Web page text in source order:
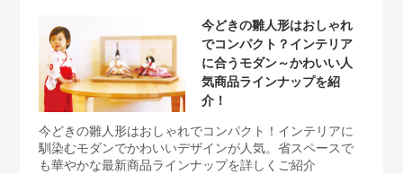
今どきの雛人形はおしゃれ
でコンパクト？インテリア
に合うモダン～かわいい人
気商品ラインナップを紹
介！
今どきの雛人形はおしゃれでコンパクト！インテリアに
馴染むモダンでかわいいデザインが人気。省スペースで
も華やかな最新商品ラインナップを詳しくご紹介